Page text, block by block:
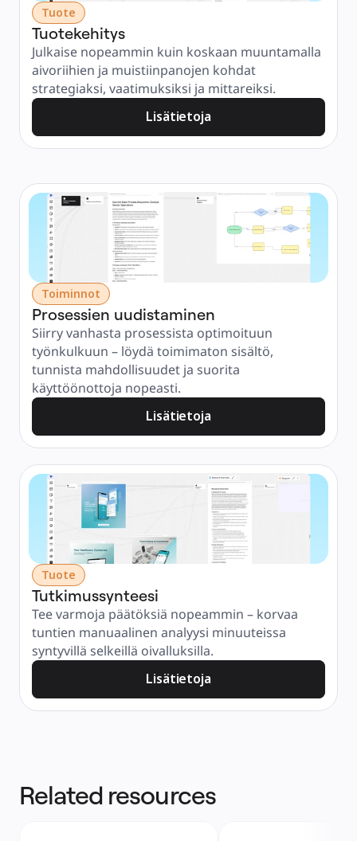
Tuote
Tuotekehitys
Julkaise nopeammin kuin koskaan muuntamalla
aivoriihien ja muistiinpanojen kohdat
strategiaksi, vaatimuksiksi ja mittareiksi.
Lisätietoja
Toiminnot
Prosessien uudistaminen
Siirry vanhasta prosessista optimoituun
työnkulkuun – löydä toimimaton sisältö,
tunnista mahdollisuudet ja suorita
käyttöönottoja nopeasti.
Lisätietoja
Tuote
Tutkimussynteesi
Tee varmoja päätöksiä nopeammin – korvaa
tuntien manuaalinen analyysi minuuteissa
syntyvillä selkeillä oivalluksilla.
Lisätietoja
Related resources